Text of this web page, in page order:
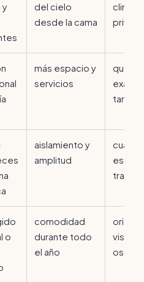
y
del cielo
desde la cama
más espacio y
servicios
qué
tarifa
aislamiento y
amplitud
es
o
comodidad
durante todo
el año
vistas y